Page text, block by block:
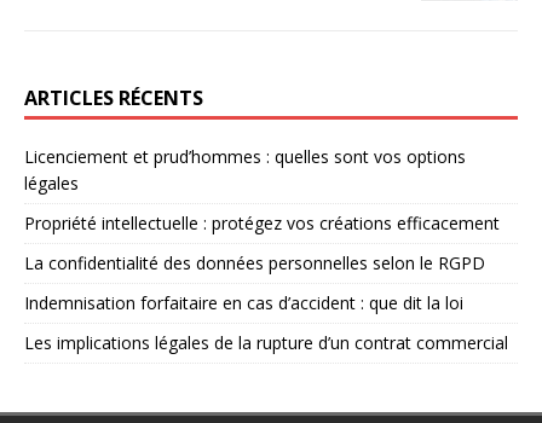
ARTICLES RÉCENTS
Licenciement et prud’hommes : quelles sont vos options
légales
Propriété intellectuelle : protégez vos créations efficacement
La confidentialité des données personnelles selon le RGPD
Indemnisation forfaitaire en cas d’accident : que dit la loi
Les implications légales de la rupture d’un contrat commercial